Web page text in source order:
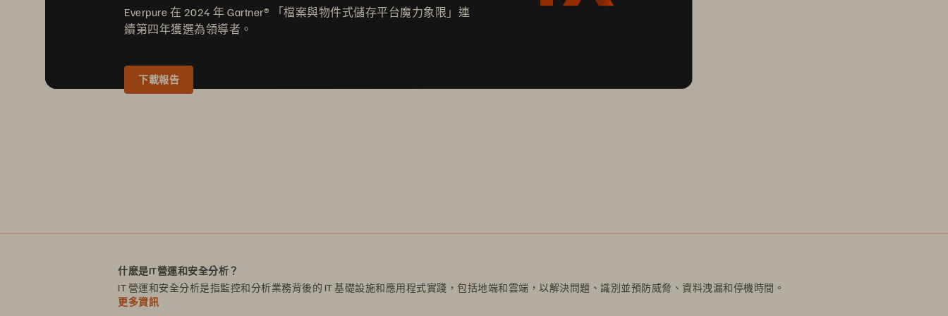
Everpure 在 2024 年 Gartner® 「檔案與物件式儲存平台魔力象限」連
續第四年獲選為領導者。
下載報告
什麽是IT營運和安全分析？
IT 營運和安全分析是指監控和分析業務背後的 IT 基礎設施和應用程式實踐，包括地端和雲端，以解決問題、識別並預防威脅、資料洩漏和停機時間。
更多資訊